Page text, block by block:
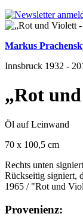
Markus
Innsbruck 1932 -
„Rot
Öl auf Leinwand
70 x 100,5 cm
Rechts unten
Rückseitig signiert,
1965 / "Rot und
Provenienz: